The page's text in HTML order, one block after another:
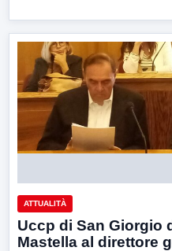
ATTUALITÀ
Uccp di San Giorgio
Mastella al direttore